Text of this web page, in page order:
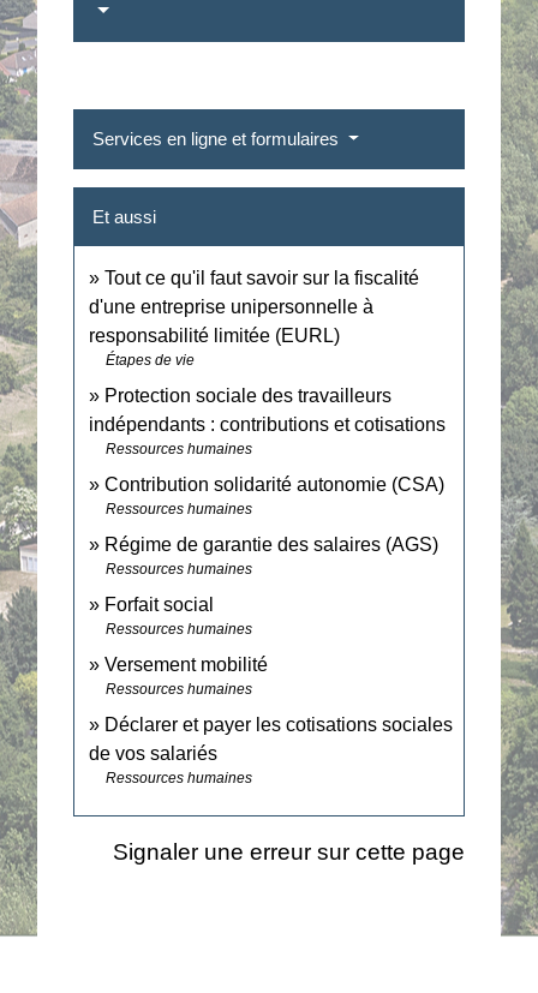
Services en ligne et formulaires
Et aussi
Tout ce qu'il faut savoir sur la fiscalité
d'une entreprise unipersonnelle à
responsabilité limitée (EURL)
Étapes de vie
Protection sociale des travailleurs
indépendants : contributions et cotisations
Ressources humaines
Contribution solidarité autonomie (CSA)
Ressources humaines
Régime de garantie des salaires (AGS)
Ressources humaines
Forfait social
Ressources humaines
Versement mobilité
Ressources humaines
Déclarer et payer les cotisations sociales
de vos salariés
Ressources humaines
Signaler une erreur sur cette page